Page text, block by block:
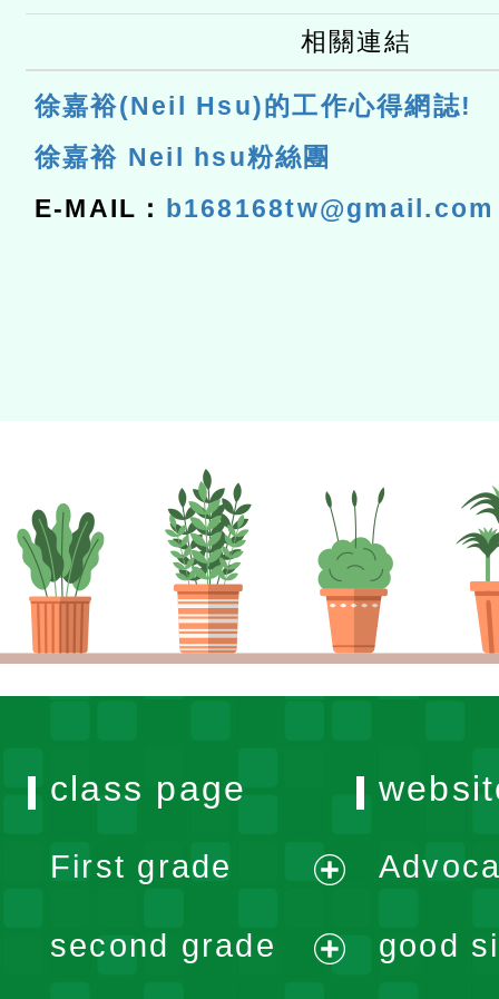
相關連結
徐嘉裕(Neil Hsu)的工作心得網誌!
徐嘉裕 Neil hsu粉絲團
E-MAIL： b168168tw@gmail.com
class page
First grade
menu
second grade
good